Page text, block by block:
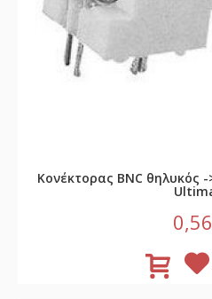
Κονέκτορας BNC θηλυκός -